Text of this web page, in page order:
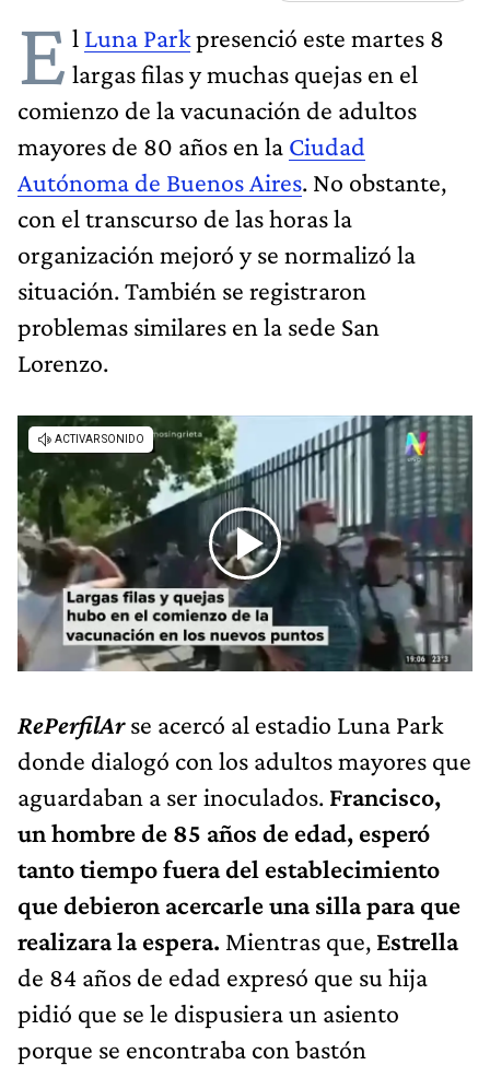
E l Luna Parkpresenció este martes 8
largas filas y muchas quejas en el
comienzo de la vacunación de adultos
mayores de 80 años en la Ciudad
Autónoma de Buenos Aires. No obstante,
con el transcurso de las horas la
organización mejoró y se normalizó la
situación. También se registraron
problemas similares en la sede San
Lorenzo.
RePerfilArse acercó al estadio Luna Park
donde dialogó con los adultos mayores que
aguardaban a ser inoculados. Francisco,
un hombre de 85 años de edad, esperó
tanto tiempo fuera del establecimiento
que debieron acercarle una silla para que
realizara la espera. Mientras que, Estrella
de 84 años de edad expresó que su hija
pidió que se le dispusiera un asiento
porque se encontraba con bastón